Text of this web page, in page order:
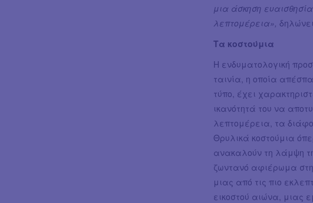
μια άσκηση
λεπτομέρεια»,
Τα κοστούμια
Η ενδυματολογική
ταινία, η οποία
τύπο, έχει
ικανότητά του να
λεπτομέρεια, τα
Θρυλικά κοστούμια
ανακαλούν τη λάμψη
ζωντανό αφιέρωμα στη
μιας από τις πιο
εικοστού αιώνα, μιας